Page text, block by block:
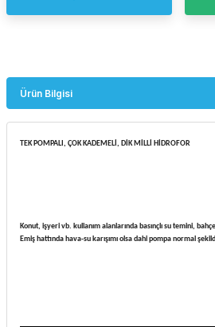
Ürün Bilgisi
TEK POMPALI, ÇOK KADEMELİ, DİK MİLLİ HİDROFOR
Konut, işyeri vb. kullanım alanlarında basınçlı su temini,
Emiş hattında hava-su karışımı olsa dahi pompa normal